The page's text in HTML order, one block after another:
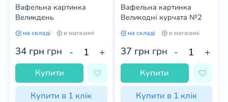
Вафельна картинка
Великдень
на складі в магазині
34 грн грн - +
Купити
Купити в 1 клік
Вафельна картинка
Великодні курчата №2
на складі в магазині
37 грн грн - +
Купити
Купити в 1 клік